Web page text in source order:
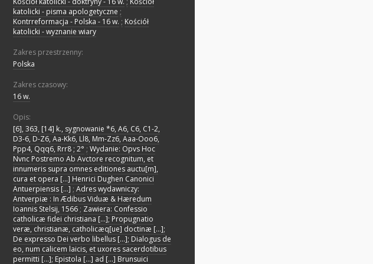
katolicki - pisma apologetyczne ;
Kontrreformacja - Polska - 16 w. ; Kościół
katolicki - wyznanie wiary
Zakres przestrzenny:
Polska
Zakres czasowy:
16 w.
Opis:
[6], 363, [14] k., sygnowanie *6, A6, C6, C1-2,
D3-6, D-Z6, Aa-Kk6, Ll8, Mm-Zz6, Aaa-Ooo6,
Ppp4, Qqq6, Rrr8 ; 2° ; Wydanie: Opvs Hoc
Nvnc Postremo Ab Avctore recognitum, et
innumeris supra omnes editiones auctu[m],
cura et opera [...] Henrici Dughen Canonici
Antuerpiensis [...] ; Adres wydawniczy:
Antverpiæ : In Ædibus Viduæ & Hæredum
Ioannis Stelsij, 1566 ; Zawiera: Confessio
catholicæ fidei christiana [...]; Propugnatio
veræ, christianæ, catholicæq[ue] doctinæ [...];
De expresso Dei verbo libellus [...]; Dialogus de
eo, num calicem laicis, et uxores sacerdotibus
permitti [...]; Epistola [...] ad [...] Brunsuici